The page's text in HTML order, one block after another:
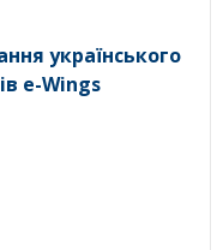
українського
e-Wings